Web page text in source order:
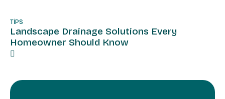
TIPS
Landscape Drainage Solutions Every
Homeowner Should Know